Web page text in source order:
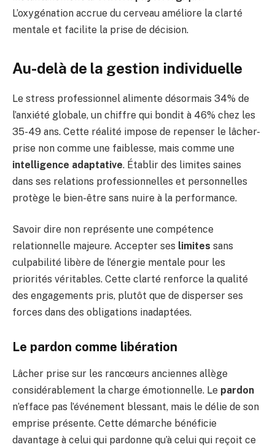
L’oxygénation accrue du cerveau améliore la clarté
mentale et facilite la prise de décision.
Au-delà de la gestion individuelle
Le stress professionnel alimente désormais 34% de
l’anxiété globale, un chiffre qui bondit à 46% chez les
35-49 ans. Cette réalité impose de repenser le lâcher-
prise non comme une faiblesse, mais comme une
intelligence adaptative. Établir des limites saines
dans ses relations professionnelles et personnelles
protège le bien-être sans nuire à la performance.
Savoir dire non représente une compétence
relationnelle majeure. Accepter ses limites sans
culpabilité libère de l’énergie mentale pour les
priorités véritables. Cette clarté renforce la qualité
des engagements pris, plutôt que de disperser ses
forces dans des obligations inadaptées.
Le pardon comme libération
Lâcher prise sur les rancœurs anciennes allège
considérablement la charge émotionnelle. Le pardon
n’efface pas l’événement blessant, mais le délie de son
emprise présente. Cette démarche bénéficie
davantage à celui qui pardonne qu’à celui qui reçoit ce